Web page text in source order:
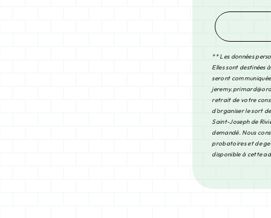
** Les données
Elles sont destinées
seront
retrait de votre
d’organiser le sort
Saint-Joseph de
demandé. Nous
probatoires et de
disponible à cette